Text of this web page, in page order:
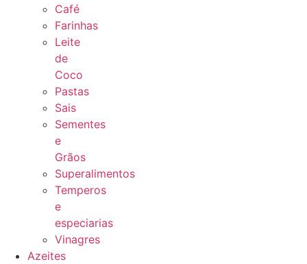
Café
Farinhas
Leite
de
Coco
Pastas
Sais
Sementes
e
Grãos
Superalimentos
Temperos
e
especiarias
Vinagres
Azeites